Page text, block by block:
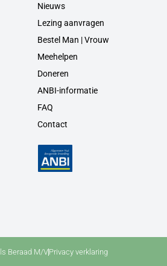
Nieuws
Lezing aanvragen
Bestel Man | Vrouw
Meehelpen
Doneren
ANBI-informatie
FAQ
Contact
Beraad M/VPrivacy verklaring